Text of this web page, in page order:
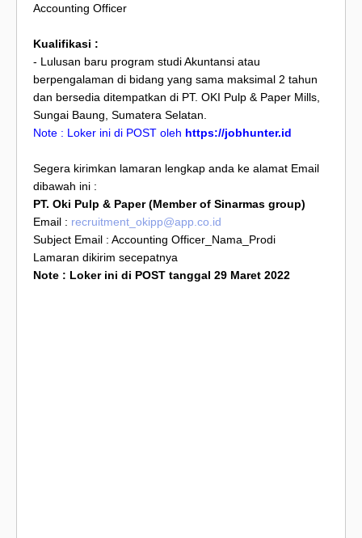
Accounting Officer
Kualifikasi :
- Lulusan baru program studi Akuntansi atau
berpengalaman di bidang yang sama maksimal 2 tahun
dan bersedia ditempatkan di PT. OKI Pulp & Paper Mills,
Sungai Baung, Sumatera Selatan.
Note : Loker ini di POST oleh https://jobhunter.id
Segera kirimkan lamaran lengkap anda ke alamat Email
dibawah ini :
PT. Oki Pulp & Paper (Member of Sinarmas group)
Email : recruitment_okipp@app.co.id
Subject Email : Accounting Officer_Nama_Prodi
Lamaran dikirim secepatnya
Note : Loker ini di POST tanggal 29 Maret 2022